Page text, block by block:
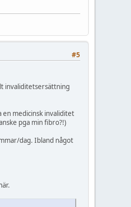
#5
invaliditetsersättning
en medicinsk invaliditet
pga min fibro?!)
dag. Ibland något